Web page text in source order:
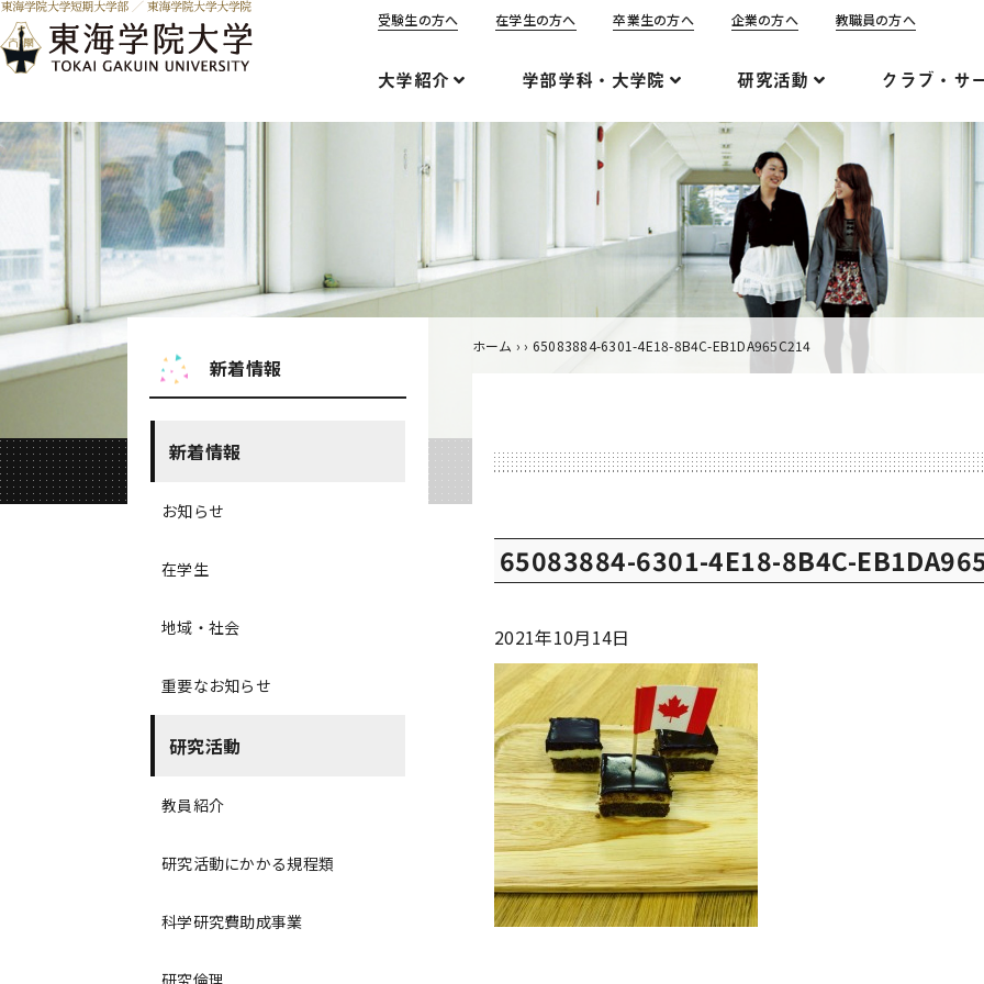
受験生の方へ 在学生の方へ 卒業生の方へ 企業の方へ 教職員の方へ
大学紹介 学部学科・大学院 研究活動 クラブ・サ
ホーム ›› 65083884-6301-4E18-8B4C-EB1DA965C214
65083884-6301-4E18-8B4C-
2021年10月14日
新着情報
新着情報
お知らせ
在学生
地域・社会
重要なお知らせ
研究活動
教員紹介
研究活動にかかる規程類
科学研究費助成事業
研究倫理